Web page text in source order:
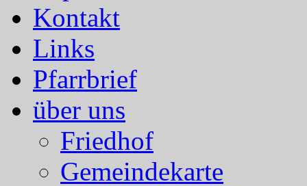
Kontakt
Links
Pfarrbrief
über uns
Friedhof
Gemeindekarte